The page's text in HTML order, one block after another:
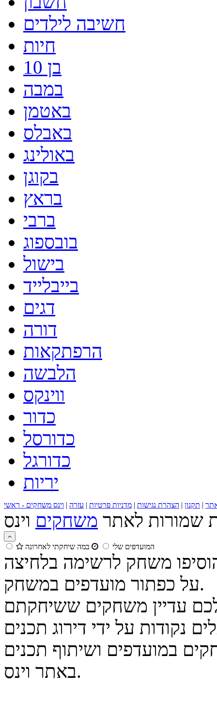
חשיבה לילדים
חיות
בן 10
במבה
באטמן
באבלס
באולינג
בקוגן
בראץ
ברבי
בובספוג
בישול
בייבלייד
דגים
דורה
הרפתקאות
הלבשה
ווינקס
כדור
כדורסל
כדורגל
יריות
| תקנון | הצהרת נגישות | מדניות פרטיות | עזרה | וינס משחקים - ראשי
שמורות לאתר משחקים
המועדפים שלי במה שיחקתי לאחרונה
משחק לרשימה בלחיצה
על כפתור מועדפים במשחק.
על ידי דירוג תכנים
במועדפים ושיתוף תכנים
באתר וינס.